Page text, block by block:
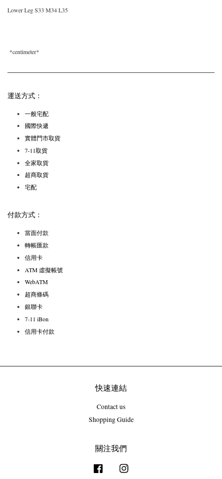
Lower Leg S33 M34 L35
*centimeter*
運送方式：
一般宅配
國際快遞
實體門市取貨
7-11取貨
全家取貨
超商取貨
宅配
付款方式：
當面付款
轉帳匯款
信用卡
ATM 虛擬帳號
WebATM
超商條碼
銀聯卡
7-11 iBon
信用卡付款
快速連結
Contact us
Shopping Guide
關注我們
Facebook